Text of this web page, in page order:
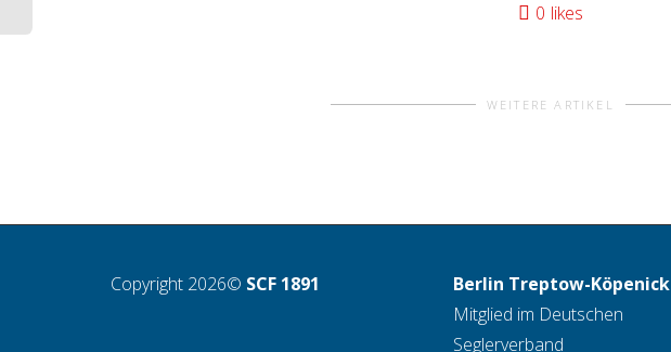
0 likes
WEITERE ARTIKEL
Copyright 2026© SCF 1891
Berlin Treptow-Köpenick
Mitglied im Deutschen
Seglerverband